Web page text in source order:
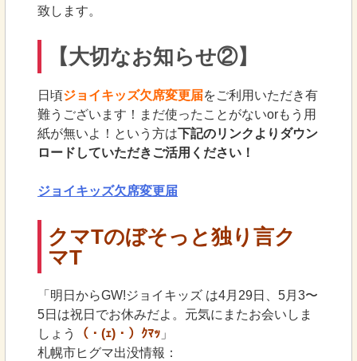
致します。
【大切なお知らせ②】
日頃ジョイキッズ欠席変更届をご利用いただき有
難うございます！まだ使ったことがないorもう用
紙が無いよ！という方は下記のリンクよりダウン
ロードしていただきご活用ください！
ジョイキッズ欠席変更届
クマTのぼそっと独り言ク
マT
「明日からGW!ジョイキッズ は4月29日、5月3〜
5日は祝日でお休みだよ。元気にまたお会いしま
しょう
（・(ｪ)・）ｸﾏｯ 」
札幌市ヒグマ出没情報：